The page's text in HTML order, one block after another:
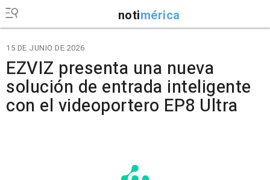
notimérica
15 DE JUNIO DE 2026
EZVIZ presenta una nueva
solución de entrada inteligente
con el videoportero EP8 Ultra